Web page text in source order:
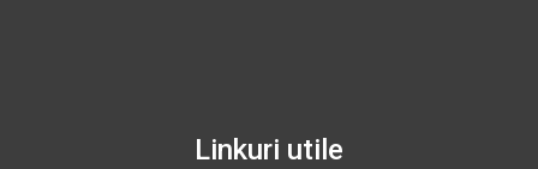
Linkuri utile